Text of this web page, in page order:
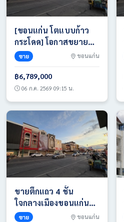
[ขอนแก่น โตแบบก้าว
กระโดด] โอกาสขยาย
ธุรกิจสู่ศูนย์กลาง
เศรษฐกิจอีสานมูลค่า
2.1 แสนล้าน! โทร
0817420943
ขาย ขอนแก่น
฿6,789,000
06 ก.ค. 2569 09:15 น.
ขายตึกแถว 4 ชั้น
ใจกลางเมืองขอนแก่น
(ถนน 6 เลน ย่านธุรกิจ)
ขาย ขอนแก่น